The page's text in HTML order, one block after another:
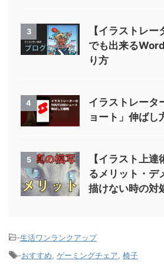
3
【イラストレ
でも出来る
り方
4
イラストレータ
ョート」伸ばし
5
【イラスト上
るメリット・デ
描けない時の対
-生活ワンランクアップ
-おすすめ, ゲーミングチェア, 椅子